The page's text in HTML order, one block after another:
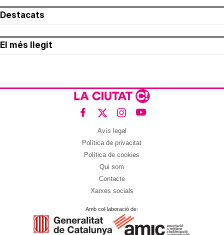
Destacats
El més llegit
Avís legal
Política de privacitat
Política de cookies
Qui som
Contacte
Xarxes socials
Amb col·laboració de: